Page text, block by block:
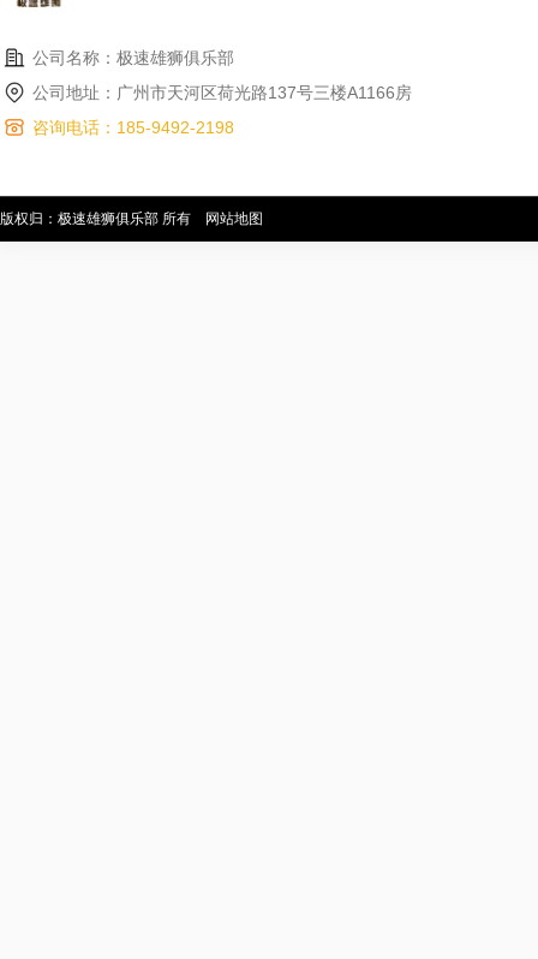
公司名称：极速雄狮俱乐部
公司地址：广州市天河区荷光路137号三楼A1166房
咨询电话：185-9492-2198
版权归：极速雄狮俱乐部 所有 网站地图